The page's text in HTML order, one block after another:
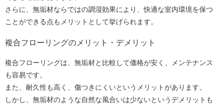
さらに、無垢材ならではの調湿効果により、快適な室内環境を保つ
ことができる点もメリットとして挙げられます。
複合フローリングのメリット・デメリット
複合フローリングは、無垢材と比較して価格が安く、メンテナンス
も容易です。
また、耐久性も高く、傷つきにくいというメリットがあります。
しかし、無垢材のような自然な風合いは少ないというデメリットも